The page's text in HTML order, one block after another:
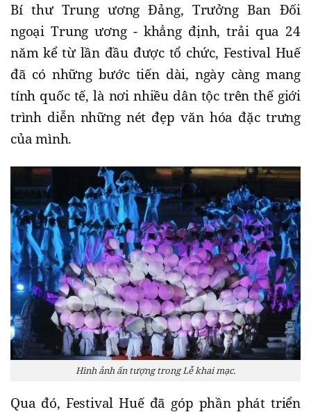
Bí thư Trung ương Đảng, Trưởng Ban Đối
ngoại Trung ương - khẳng định, trải qua 24
năm kể từ lần đầu được tổ chức, Festival Huế
đã có những bước tiến dài, ngày càng mang
tính quốc tế, là nơi nhiều dân tộc trên thế giới
trình diễn những nét đẹp văn hóa đặc trưng
của mình.
Hình ảnh ấn tượng trong Lễ khai mạc.
Qua đó, Festival Huế đã góp phần phát triển